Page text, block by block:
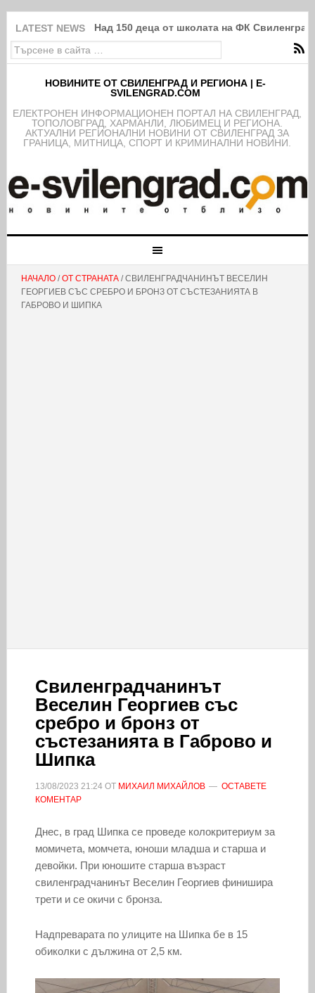
LATEST NEWS Над 150 деца от школата на ФК
НОВИНИТЕ ОТ СВИЛЕНГРАД И РЕГИОНА | E-
SVILENGRAD.COM
EЛЕКТРОНЕН ИНФОРМАЦИОНЕН ПОРТАЛ НА СВИЛЕНГРАД,
ТОПОЛОВГРАД, ХАРМАНЛИ, ЛЮБИМЕЦ И РЕГИОНА.
АКТУАЛНИ РЕГИОНАЛНИ НОВИНИ ОТ СВИЛЕНГРАД ЗА
ГРАНИЦА, МИТНИЦА, СПОРТ И КРИМИНАЛНИ НОВИНИ.
НАЧАЛО/ОТ СТРАНАТА/ СВИЛЕНГРАДЧАНИНЪТ ВЕСЕЛИН
ГЕОРГИЕВ СЪС СРЕБРО И БРОНЗ ОТ СЪСТЕЗАНИЯТА В
ГАБРОВО И ШИПКА
Свиленградчанинът
Веселин Георгиев със
сребро и бронз от
състезанията в Габрово и
Шипка
13/08/2023 21:24ОТ МИХАИЛ МИХАЙЛОВ
ОСТАВЕТЕ
КОМЕНТАР
Днес, в град Шипка се проведе колокритериум за
момичета, момчета, юноши младша и старша и
девойки. При юношите старша възраст
свиленградчанинът Веселин Георгиев финишира
трети и се окичи с бронза.
Надпреварата по улиците на Шипка бе в 15
обиколки с дължина от 2,5 км.